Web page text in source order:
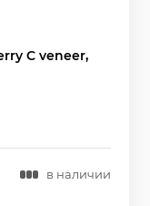
C veneer,
в наличии